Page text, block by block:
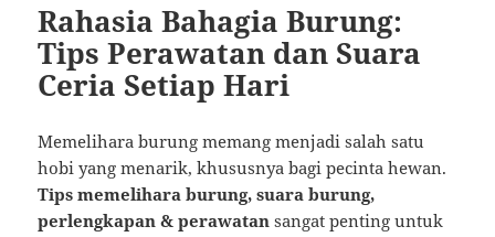
Rahasia Bahagia Burung:
Tips Perawatan dan Suara
Ceria Setiap Hari
Memelihara burung memang menjadi salah satu
hobi yang menarik, khususnya bagi pecinta hewan.
Tips memelihara burung, suara burung,
perlengkapan & perawatan sangat penting untuk